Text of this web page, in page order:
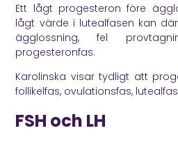
Ett lågt progesteron före
lågt värde i lutealfasen kan
ägglossning, fel
progesteronfas.
Karolinska visar tydligt att
follikelfas, ovulationsfas,
FSH och LH